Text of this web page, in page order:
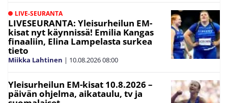
LIVE-SEURANTA
LIVESEURANTA: Yleisurheilun EM-
kisat nyt käynnissä! Emilia Kangas
finaaliin, Elina Lampelasta surkea
tieto
Miikka Lahtinen | 10.08.202608:00
Yleisurheilun EM-kisat 10.8.2026 –
päivän ohjelma, aikataulu, tv ja